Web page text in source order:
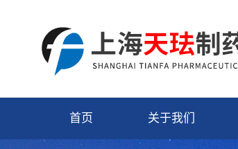
首页 关于我们